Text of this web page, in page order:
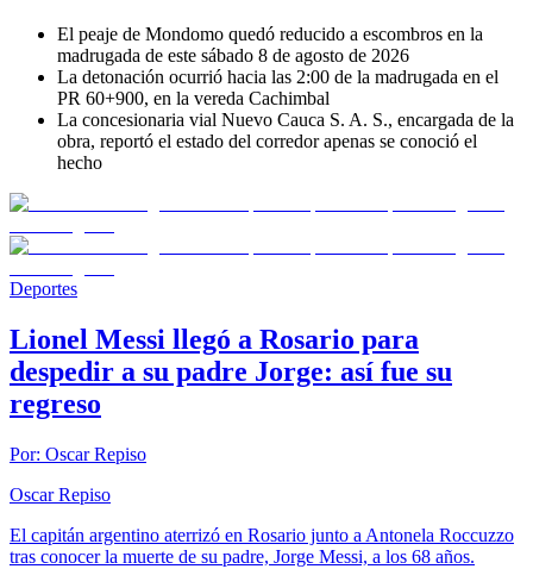
El peaje de Mondomo quedó reducido a escombros en la
madrugada de este sábado 8 de agosto de 2026
La detonación ocurrió hacia las 2:00 de la madrugada en el
PR 60+900, en la vereda Cachimbal
La concesionaria vial Nuevo Cauca S. A. S., encargada de la
obra, reportó el estado del corredor apenas se conoció el
hecho
Deportes
Lionel Messi llegó a Rosario para
despedir a su padre Jorge: así fue su
regreso
Por: Oscar Repiso
Oscar Repiso
El capitán argentino aterrizó en Rosario junto a Antonela Roccuzzo
tras conocer la muerte de su padre, Jorge Messi, a los 68 años.